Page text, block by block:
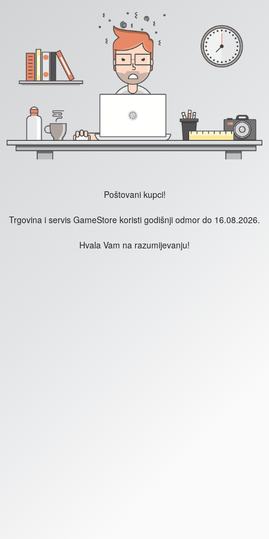
Poštovani kupci!
Trgovina i servis GameStore koristi godišnji odmor do 16.08.2026.
Hvala Vam na razumijevanju!